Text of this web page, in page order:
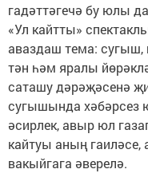
гадәттәгечә бу юлы
«Ул кайтты»
аваздаш тема:
тән һәм яралы
саташу дәрәҗәсенә
сугышында хәбәрсез
әсирлек, авыр юл
кайтуы аның
вакыйгага әверелә.